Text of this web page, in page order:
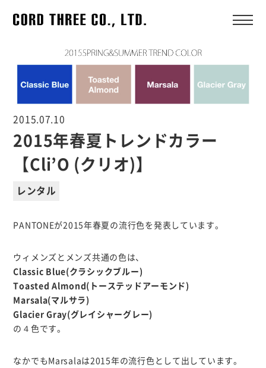
2015.07.10
2015年春夏トレンドカラー
【Cli’O (クリオ)】
レンタル
PANTONEが2015年春夏の流行色を発表しています。
ウィメンズとメンズ共通の色は、
Classic Blue(クラシックブルー)
Toasted Almond(トーステッドアーモンド)
Marsala(マルサラ)
Glacier Gray(グレイシャーグレー)
の４色です。
なかでもMarsalaは2015年の流行色として出しています。